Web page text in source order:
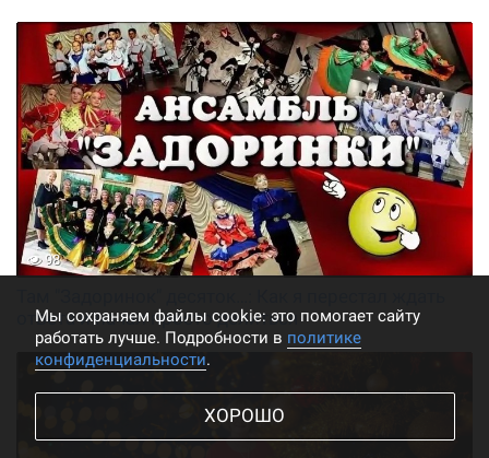
98
ответа и начал просто делиться
Мы cохраняем файлы cookie: это помогает сайту
работать лучше. Подробности в политике
конфиденциальности.
ХОРОШО